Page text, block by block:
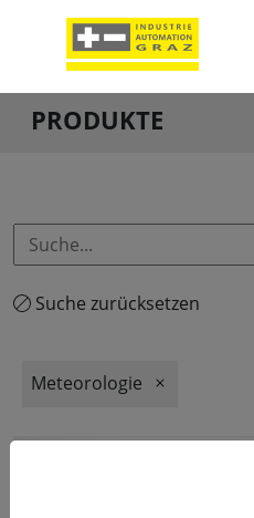
PRODUKTE
Suche zurücksetzen
Meteorologie